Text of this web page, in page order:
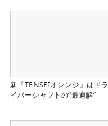
新『TENSEIオレンジ』はドラ
イバーシャフトの“最適解”